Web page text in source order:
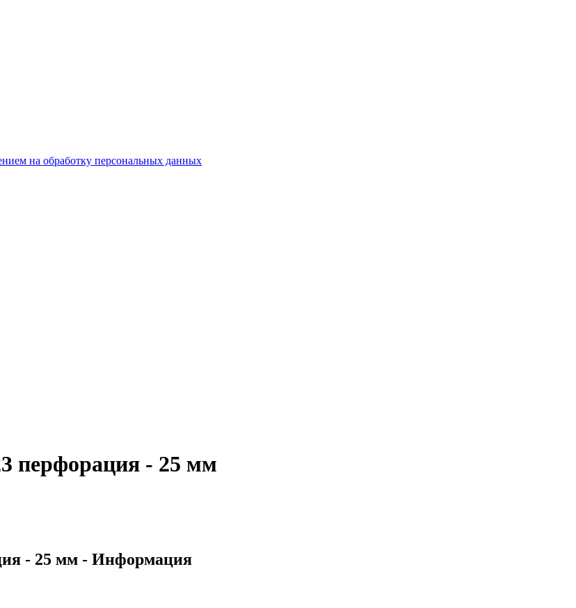
на обработку персональных данных
перфорация - 25 мм
- 25 мм - Информация